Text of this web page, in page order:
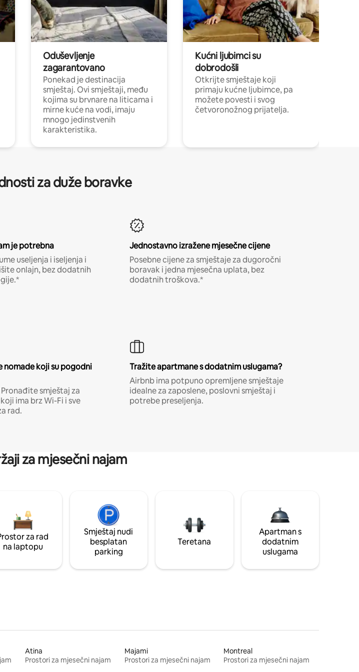
Oduševljenje
zagarantovano
Ponekad je destinacija
smještaj. Ovi smještaji, među
kojima su brvnare na liticama i
mirne kuće na vodi, imaju
mnogo jedinstvenih
karakteristika.
Kućni ljubimci su
dobrodošli
Otkrijte smještaje koji
primaju kućne ljubimce, pa
možete povesti i svog
četvoronožnog prijatelja.
za duže boravke
je potrebna
useljenja i iseljenja i
onlajn, bez dodatnih
Jednostavno izražene mjesečne cijene
Posebne cijene za smještaje za dugoročni
boravak i jedna mjesečna uplata, bez
dodatnih troškova.*
nomade koji su pogodni
smještaj za
ima brz Wi-Fi i sve
rad.
Tražite apartmane s dodatnim uslugama?
Airbnb ima potpuno opremljene smještaje
idealne za zaposlene, poslovni smještaj i
potrebe preseljenja.
za mjesečni najam
za rad
na laptopu
Smještaj nudi
besplatan
parking
Teretana
Apartman s
dodatnim
uslugama
Atina
Prostori za mjesečni najam
Majami
Prostori za mjesečni najam
Montreal
Prostori za mjesečni najam